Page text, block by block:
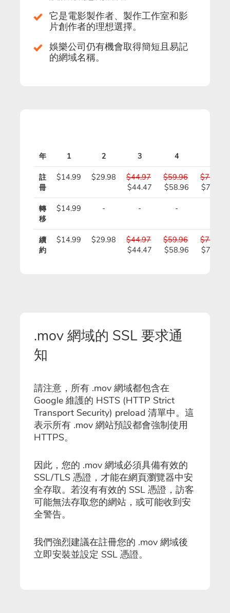
它是電影製作者、製作工作室和影
片創作者的理想選擇。
娛樂公司仍有機會取得簡短且易記
的網域名稱。
年 1 2 3 4
註
冊
$14.99 $29.98
$44.97
$44.47
$59.96
$58.96
$74.95
$73.45
轉
移
$14.99 - - -
續
約
$14.99 $29.98
$44.97
$44.47
$59.96
$58.96
$74.95
$73.45
.mov 網域的 SSL 要求通
知
請注意，所有 .mov 網域都包含在
Google 維護的 HSTS (HTTP Strict
Transport Security) preload 清單中。這
表示所有 .mov 網站預設都會強制使用
HTTPS。
因此，您的 .mov 網域必須具備有效的
SSL/TLS 憑證，才能在網頁瀏覽器中安
全存取。若沒有有效的 SSL 憑證，訪客
可能無法存取您的網站，或可能收到安
全警告。
我們強烈建議在註冊您的 .mov 網域後
立即安裝並設定 SSL 憑證。